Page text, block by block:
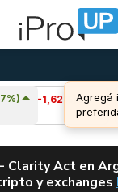
u$s
ALERTA
Clarity Act en
y exchanges